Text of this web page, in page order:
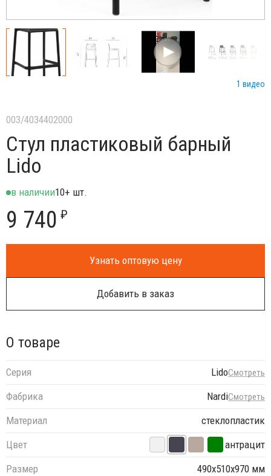
1 видео
003/4034402000
Стул пластиковый барный
Lido
в наличии10+ шт.
9 740 ₽
Узнать оптовую цену
Добавить в заказ
О товаре
Серия LidoСмотреть
Фабрика NardiСмотреть
Материал
стеклопластик
Цвет
антрацит
Размер
490х510х970 мм